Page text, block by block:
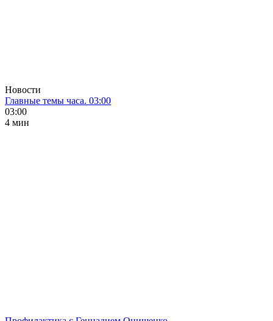
Новости
Главные темы часа. 03:00
03:00
4 мин